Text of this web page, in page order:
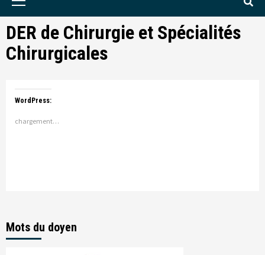
DER de Chirurgie et Spécialités
Chirurgicales
WordPress:
chargement…
Mots du doyen